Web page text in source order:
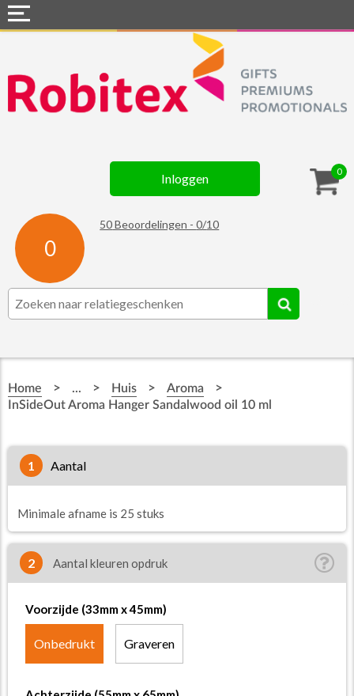
0
Inloggen
0
50Beoordelingen -0/10
Webshops
Snel naar »
Assortiment
Contact
☆ Prijsknallers ☆
Home > ... > Huis > Aroma >
InSideOut Aroma Hanger Sandalwood oil 10 ml
1 aantal
Minimale afname is 25 stuks
2 Aantal kleuren opdruk
Voorzijde (33mm x 45mm)
Onbedrukt Graveren